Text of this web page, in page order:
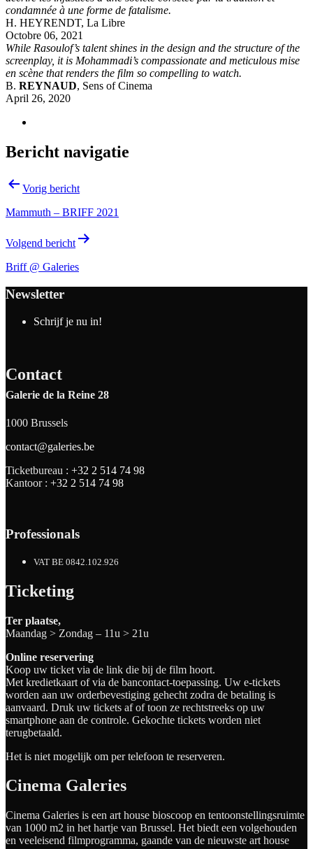
condamnée à une forme de fatalisme.
H. HEYRENDT, La Libre
Octobre 06, 2021
While Rasoulof’s talent shines in the design and the structure of the
screenplay, it is Mohammadi’s compassionate and meticulous mise
en scène that renders the film so compelling to watch.
B. REYNAUD, Sens of Cinema
April 26, 2020
Bericht navigatie
Vorig bericht
Mammuth – BRIFF 2021
Volgend bericht
Briff @ Galeries
Newsletter
Schrijf je nu in!
Contact
Galerie de la Reine 28
1000 Brussels
contact@galeries.be
Ticketbureau : +32 2 514 74 98
Kantoor : +32 2 514 74 98
Professionals
VAT BE 0842.102.926
Ticketing
Ter plaatse,
Maandag > Zondag – 11u > 21u
Online reservering
Koop uw ticket via de link die bij de film hoort.
Met kredietkaart of via de bancontact-toepassing. Uw e-tickets
worden aan uw orderbevestiging gehecht zodra de betaling is
aanvaard. Druk uw tickets af of toon ze rechtstreeks op uw
smartphone aan de controle. Gekochte tickets worden niet
terugbetaald.
Het is niet mogelijk om per telefoon te reserveren.
Cinema Galeries
Cinema Galeries is een art house bioscoop en tentoonstellingsruimte
van 1000 m2 in het hartje van Brussel. Het biedt een volgehouden
en veeleisend filmprogramma, gaande van de nieuwste art house